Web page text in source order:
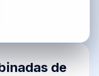
de